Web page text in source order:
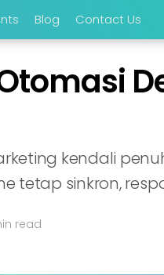
Blog Contact Us
kendali
tetap sinkron,
read